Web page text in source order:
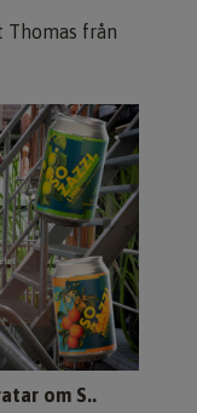
från
om S..